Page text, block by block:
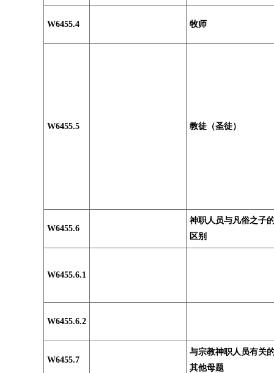
W6455.4 牧师
W6455.5 教徒（圣徒）
W6455.6
神职人员与凡俗之子
区别
W6455.6.1
W6455.6.2
W6455.7
与宗教神职人员有关
其他母题